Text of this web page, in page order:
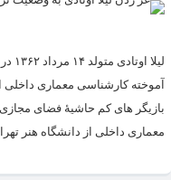
معماری داخلی از دانشگاه هنر